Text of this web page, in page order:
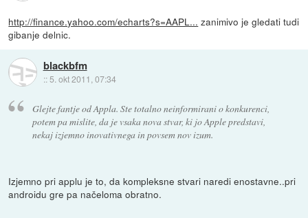
http://finance.yahoo.com/echarts?s=AAPL... zanimivo je gledati tudi
gibanje delnic.
blackbfm
:: 5. okt 2011, 07:34
Glejte fantje od Appla. Ste totalno neinformirani o konkurenci,
potem pa mislite, da je vsaka nova stvar, ki jo Apple predstavi,
nekaj izjemno inovativnega in povsem nov izum.
Izjemno pri applu je to, da kompleksne stvari naredi enostavne..pri
androidu gre pa načeloma obratno.